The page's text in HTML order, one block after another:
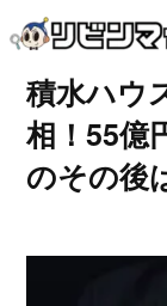
積水ハウ
相！55億
のその後